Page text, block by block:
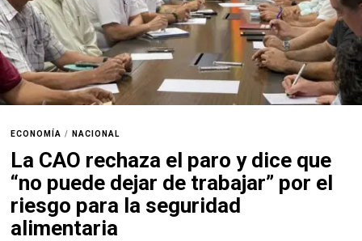
ECONOMÍA / NACIONAL
La CAO rechaza el paro y dice que
“no puede dejar de trabajar” por el
riesgo para la seguridad
alimentaria